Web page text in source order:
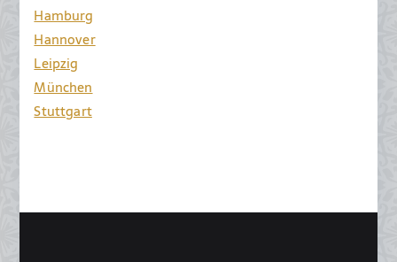
Hamburg
Hannover
Leipzig
München
Stuttgart